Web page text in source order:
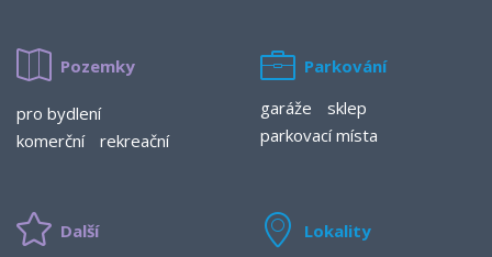
Pozemky
pro bydlení
komerční
rekreační
Parkování
garáže
sklep
parkovací místa
Další Lokality